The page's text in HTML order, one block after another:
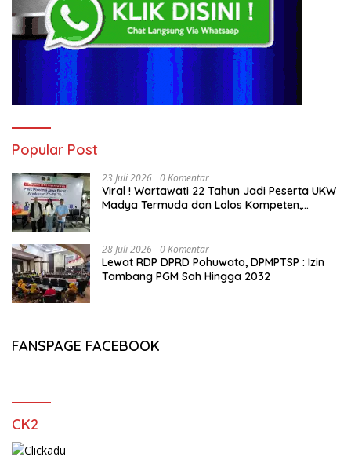
Popular Post
23 Juli 2026 0 Komentar
Viral ! Wartawati 22 Tahun Jadi Peserta UKW
Madya Termuda dan Lolos Kompeten,
28 Juli 2026 0 Komentar
Lewat RDP DPRD Pohuwato, DPMPTSP : Izin
Tambang PGM Sah Hingga 2032
FANSPAGE FACEBOOK
CK2